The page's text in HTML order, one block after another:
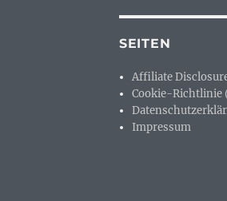
SEITEN
Affiliate
Cookie-Richtlinie
Impressum